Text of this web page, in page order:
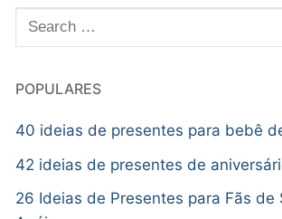
POPULARES
40 ideias de presentes para bebê
42 ideias de presentes de
26 Ideias de Presentes para Fãs de